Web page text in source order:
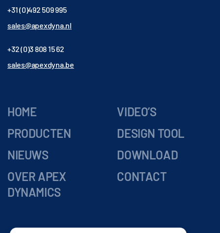
+31 (0)492 509 995
sales@apexdyna.nl
+32 (0)3 808 15 62
sales@apexdyna.be
HOME
PRODUCTEN
NIEUWS
OVER APEX
DYNAMICS
VIDEO’S
DESIGN TOOL
DOWNLOAD
CONTACT